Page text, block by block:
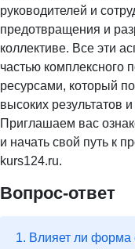
руководителей и
предотвращения и
коллективе. Все эти
частью комплексного
ресурсами, который
высоких результатов
Приглашаем вас
и начать свой путь к
kurs124.ru.
Вопрос-ответ
1. Влияет ли форма